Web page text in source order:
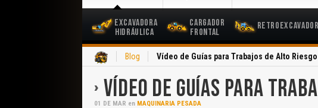
Excavadora
Hidráulica
Cargador
Frontal
Blog Vídeo de Guías para Trabajos de Alto Riesgo
VÍDEO DE GUÍAS PARA
01 DE MAR en MAQUINARIA PESADA